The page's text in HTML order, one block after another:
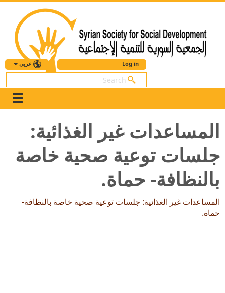
عربي Log in
بحث
المساعدات غير الغذائية:
جلسات توعية صحية خاصة
بالنظافة- حماة.
المساعدات غير الغذائية: جلسات توعية صحية خاصة بالنظافة-
حماة.